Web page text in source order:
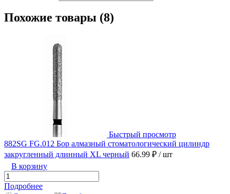
Похожие товары (8)
Быстрый просмотр
882SG FG.012 Бор алмазный стоматологический цилиндр
закругленный длинный XL черный 66.99 ₽ / шт
В корзину
Подробнее